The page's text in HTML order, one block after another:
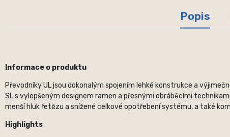
Popis
Informace o produktu
Převodníky UL jsou dokonalým spojením lehké konstrukce a
SL s vylepšeným designem ramen a přesnými obráběcími
menší hluk řetězu a snížené celkové opotřebení systému, a také
Highlights